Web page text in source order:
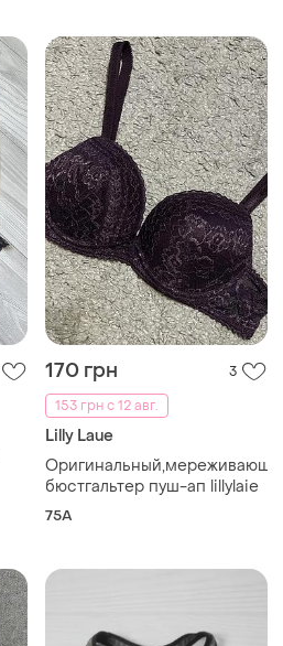
170 грн
3
153 грн с 12 авг.
Lilly Laue
бюстгальтер пуш-ап lillylaie
75A